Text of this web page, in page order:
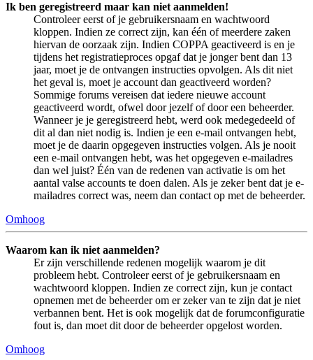
Ik ben geregistreerd maar kan niet aanmelden!
Controleer eerst of je gebruikersnaam en wachtwoord
kloppen. Indien ze correct zijn, kan één of meerdere zaken
hiervan de oorzaak zijn. Indien COPPA geactiveerd is en je
tijdens het registratieproces opgaf dat je jonger bent dan 13
jaar, moet je de ontvangen instructies opvolgen. Als dit niet
het geval is, moet je account dan geactiveerd worden?
Sommige forums vereisen dat iedere nieuwe account
geactiveerd wordt, ofwel door jezelf of door een beheerder.
Wanneer je je geregistreerd hebt, werd ook medegedeeld of
dit al dan niet nodig is. Indien je een e-mail ontvangen hebt,
moet je de daarin opgegeven instructies volgen. Als je nooit
een e-mail ontvangen hebt, was het opgegeven e-mailadres
dan wel juist? Één van de redenen van activatie is om het
aantal valse accounts te doen dalen. Als je zeker bent dat je e-
mailadres correct was, neem dan contact op met de beheerder.
Omhoog
Waarom kan ik niet aanmelden?
Er zijn verschillende redenen mogelijk waarom je dit
probleem hebt. Controleer eerst of je gebruikersnaam en
wachtwoord kloppen. Indien ze correct zijn, kun je contact
opnemen met de beheerder om er zeker van te zijn dat je niet
verbannen bent. Het is ook mogelijk dat de forumconfiguratie
fout is, dan moet dit door de beheerder opgelost worden.
Omhoog